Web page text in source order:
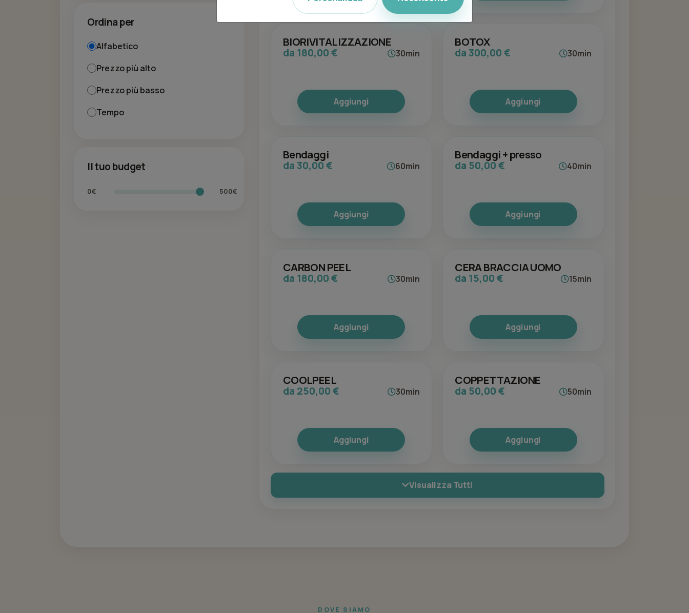
Ordina per
Alfabetico
Prezzo più alto
Prezzo più basso
Tempo
Il tuo budget
0€ 500€
BIORIVITALIZZAZIONE
da 180,00 € 30min
Aggiungi
BOTOX
da 300,00 € 30min
Aggiungi
Bendaggi
da 30,00 € 60min
Aggiungi
Bendaggi + presso
da 50,00 € 40min
Aggiungi
CARBON PEEL
da 180,00 € 30min
Aggiungi
CERA BRACCIA UOMO
da 15,00 € 15min
Aggiungi
COOLPEEL
da 250,00 € 30min
Aggiungi
COPPETTAZIONE
da 50,00 € 50min
Aggiungi
Visualizza Tutti
DOVE SIAMO